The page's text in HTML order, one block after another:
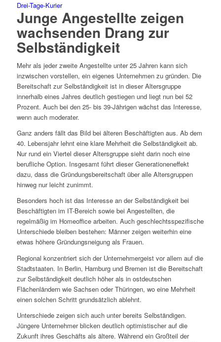
Drei-Tage-Kurier
Junge Angestellte zeigen
wachsenden Drang zur
Selbständigkeit
Mehr als jeder zweite Angestellte unter 25 Jahren kann sich
inzwischen vorstellen, ein eigenes Unternehmen zu gründen. Die
Bereitschaft zur Selbständigkeit ist in dieser Altersgruppe
innerhalb eines Jahres deutlich gestiegen und liegt nun bei 52
Prozent. Auch bei den 25- bis 39-Jährigen wächst das Interesse,
wenn auch moderater.
Ganz anders fällt das Bild bei älteren Beschäftigten aus. Ab dem
40. Lebensjahr lehnt eine klare Mehrheit die Selbständigkeit ab.
Nur rund ein Viertel dieser Altersgruppe sieht darin noch eine
berufliche Option. Insgesamt führt dieser Generationeneffekt
dazu, dass die Gründungsbereitschaft über alle Altersgruppen
hinweg nur leicht zunimmt.
Besonders hoch ist das Interesse an der Selbständigkeit bei
Beschäftigten im IT-Bereich sowie bei Angestellten, die
regelmäßig im Homeoffice arbeiten. Auch geschlechtsspezifische
Unterschiede bleiben bestehen: Männer zeigen weiterhin eine
etwas höhere Gründungsneigung als Frauen.
Regional konzentriert sich der Unternehmergeist vor allem auf die
Stadtstaaten. In Berlin, Hamburg und Bremen ist die Bereitschaft
zur Selbständigkeit deutlich höher als in ostdeutschen
Flächenländern wie Sachsen oder Thüringen, wo eine Mehrheit
einen solchen Schritt grundsätzlich ablehnt.
Unterschiede zeigen sich auch unter bereits Selbständigen.
Jüngere Unternehmer blicken deutlich optimistischer auf die
Zukunft ihres Geschäfts als ältere. Während ein Großteil der